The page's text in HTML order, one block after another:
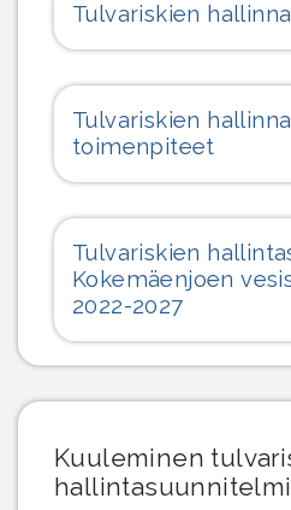
Tulvariskien
Tulvariskien
toimenpiteet
Tulvariskien
Kokemäenjoen
2022-2027
Kuuleminen